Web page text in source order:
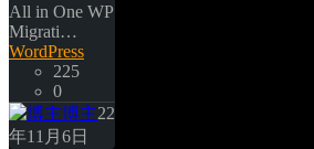
All in One WP
Migrati…
WordPress
225
0
博主22
年11月6日